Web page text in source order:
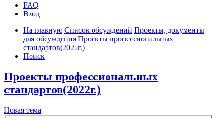
FAQ
Вход
На главную Список обсуждений Проекты, документы
для обсуждения Проекты профессиональных
стандартов(2022г.)
Поиск
Проекты профессиональных
стандартов(2022г.)
Новая тема